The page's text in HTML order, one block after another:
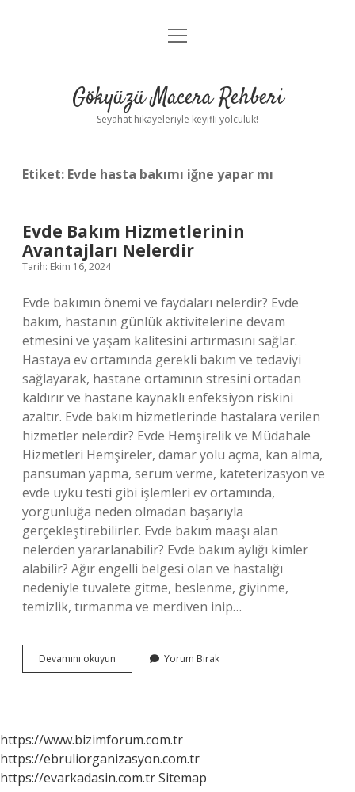
Anasayfa
Yasal Uyarı
menüyü
Gökyüzü Macera Rehberi
Seyahat hikayeleriyle keyifli yolculuk!
Etiket: Evde hasta bakımı iğne yapar mı
Evde Bakım Hizmetlerinin
Avantajları Nelerdir
Tarih: Ekim 16, 2024
Evde bakımın önemi ve faydaları nelerdir? Evde
bakım, hastanın günlük aktivitelerine devam
etmesini ve yaşam kalitesini artırmasını sağlar.
Hastaya ev ortamında gerekli bakım ve tedaviyi
sağlayarak, hastane ortamının stresini ortadan
kaldırır ve hastane kaynaklı enfeksiyon riskini
azaltır. Evde bakım hizmetlerinde hastalara verilen
hizmetler nelerdir? Evde Hemşirelik ve Müdahale
Hizmetleri Hemşireler, damar yolu açma, kan alma,
pansuman yapma, serum verme, kateterizasyon ve
evde uyku testi gibi işlemleri ev ortamında,
yorgunluğa neden olmadan başarıyla
gerçekleştirebilirler. Evde bakım maaşı alan
nelerden yararlanabilir? Evde bakım aylığı kimler
alabilir? Ağır engelli belgesi olan ve hastalığı
nedeniyle tuvalete gitme, beslenme, giyinme,
temizlik, tırmanma ve merdiven inip…
Devamını okuyun
Bakım
Yorum Bırak
https://www.bizimforum.com.tr
https://ebruliorganizasyon.com.tr
https://evarkadasin.com.trSitemap